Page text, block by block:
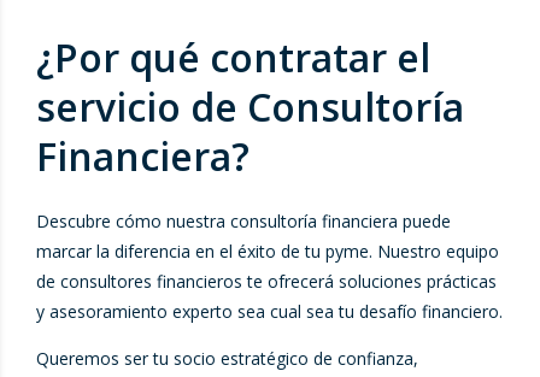
¿Por qué contratar el
servicio de Consultoría
Financiera?
Descubre cómo nuestra consultoría financiera puede
marcar la diferencia en el éxito de tu pyme. Nuestro equipo
de consultores financieros te ofrecerá soluciones prácticas
y asesoramiento experto sea cual sea tu desafío financiero.
Queremos ser tu socio estratégico de confianza,